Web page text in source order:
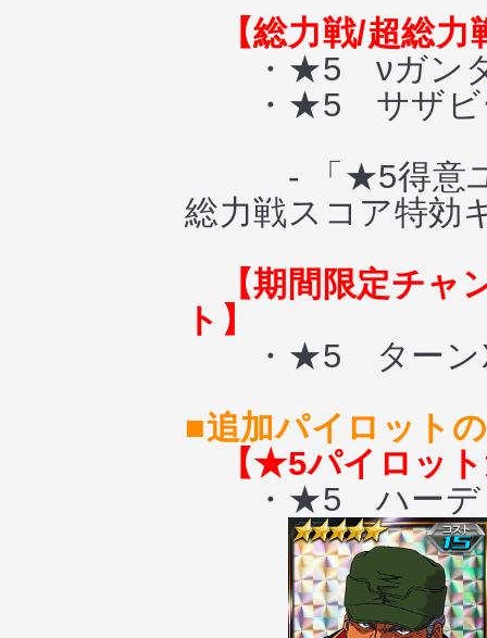
【総力戦/超総
・★5 νガン
・★5 サザビ
- 「★5得意ユニ
総力戦スコア特効
【期間限定チ
ト】
・★5 ターンX
■追加パイロット
【★5パイロッ
・★5 ハーディ